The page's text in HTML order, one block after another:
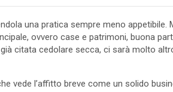
una pratica sempre meno appetibile.
ovvero case e patrimoni, buona
citata cedolare secca, ci sarà molto
vede l’affitto breve come un solido